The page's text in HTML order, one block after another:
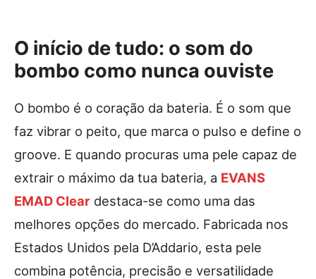
O início de tudo: o som do
bombo como nunca ouviste
O bombo é o coração da bateria. É o som que
faz vibrar o peito, que marca o pulso e define o
groove. E quando procuras uma pele capaz de
extrair o máximo da tua bateria, a EVANS
EMAD Clear destaca-se como uma das
melhores opções do mercado. Fabricada nos
Estados Unidos pela D’Addario, esta pele
combina potência, precisão e versatilidade